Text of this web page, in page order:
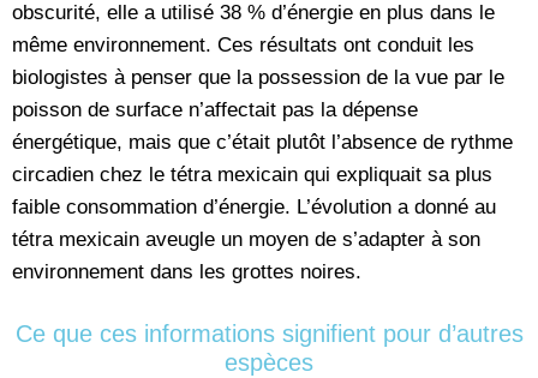
obscurité, elle a utilisé 38 % d’énergie en plus dans le
même environnement. Ces résultats ont conduit les
biologistes à penser que la possession de la vue par le
poisson de surface n’affectait pas la dépense
énergétique, mais que c’était plutôt l’absence de rythme
circadien chez le tétra mexicain qui expliquait sa plus
faible consommation d’énergie. L’évolution a donné au
tétra mexicain aveugle un moyen de s’adapter à son
environnement dans les grottes noires.
Ce que ces informations signifient pour d’autres
espèces